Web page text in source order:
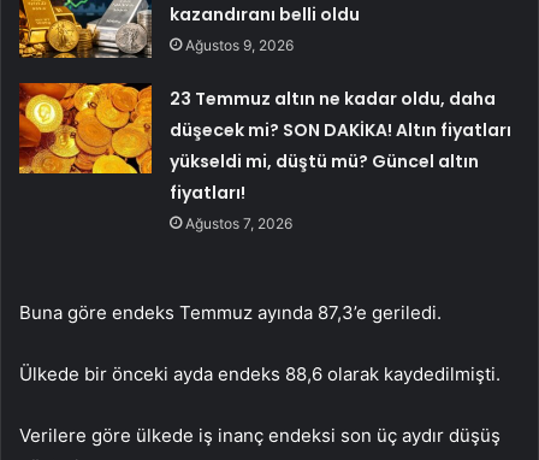
kazandıranı belli oldu
Ağustos 9, 2026
23 Temmuz altın ne kadar oldu, daha
düşecek mi? SON DAKİKA! Altın fiyatları
yükseldi mi, düştü mü? Güncel altın
fiyatları!
Ağustos 7, 2026
Buna göre endeks Temmuz ayında 87,3’e geriledi.
Ülkede bir önceki ayda endeks 88,6 olarak kaydedilmişti.
Verilere göre ülkede iş inanç endeksi son üç aydır düşüş